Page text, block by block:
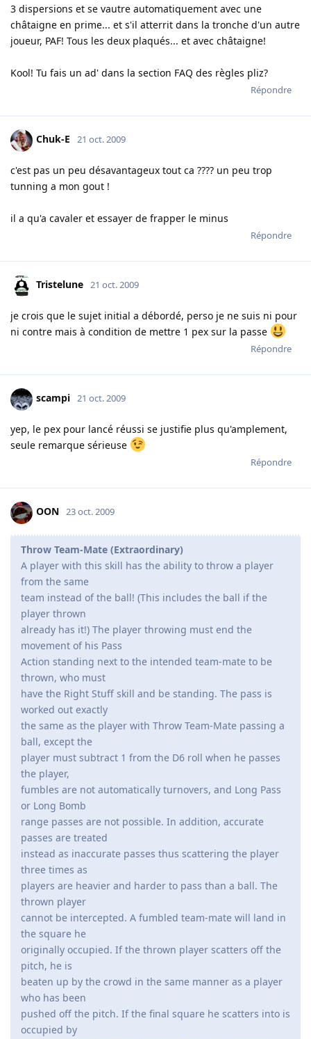
3 dispersions et se vautre automatiquement avec une
châtaigne en prime... et s'il atterrit dans la tronche d'un autre
joueur, PAF! Tous les deux plaqués... et avec châtaigne!
Kool! Tu fais un ad' dans la section FAQ des règles pliz?
Répondre
Chuk-E 21 oct. 2009
c'est pas un peu désavantageux tout ca ???? un peu trop
tunning a mon gout !
il a qu'a cavaler et essayer de frapper le minus
Répondre
Tristelune 21 oct. 2009
je crois que le sujet initial a débordé, perso je ne suis ni pour
ni contre mais à condition de mettre 1 pex sur la passe
Répondre
scampi 21 oct. 2009
yep, le pex pour lancé réussi se justifie plus qu'amplement,
seule remarque sérieuse
Répondre
OON 23 oct. 2009
Throw Team-Mate (Extraordinary)
A player with this skill has the ability to throw a player
from the same
team instead of the ball! (This includes the ball if the
player thrown
already has it!) The player throwing must end the
movement of his Pass
Action standing next to the intended team-mate to be
thrown, who must
have the Right Stuff skill and be standing. The pass is
worked out exactly
the same as the player with Throw Team-Mate passing a
ball, except the
player must subtract 1 from the D6 roll when he passes
the player,
fumbles are not automatically turnovers, and Long Pass
or Long Bomb
range passes are not possible. In addition, accurate
passes are treated
instead as inaccurate passes thus scattering the player
three times as
players are heavier and harder to pass than a ball. The
thrown player
cannot be intercepted. A fumbled team-mate will land in
the square he
originally occupied. If the thrown player scatters off the
pitch, he is
beaten up by the crowd in the same manner as a player
who has been
pushed off the pitch. If the final square he scatters into is
occupied by